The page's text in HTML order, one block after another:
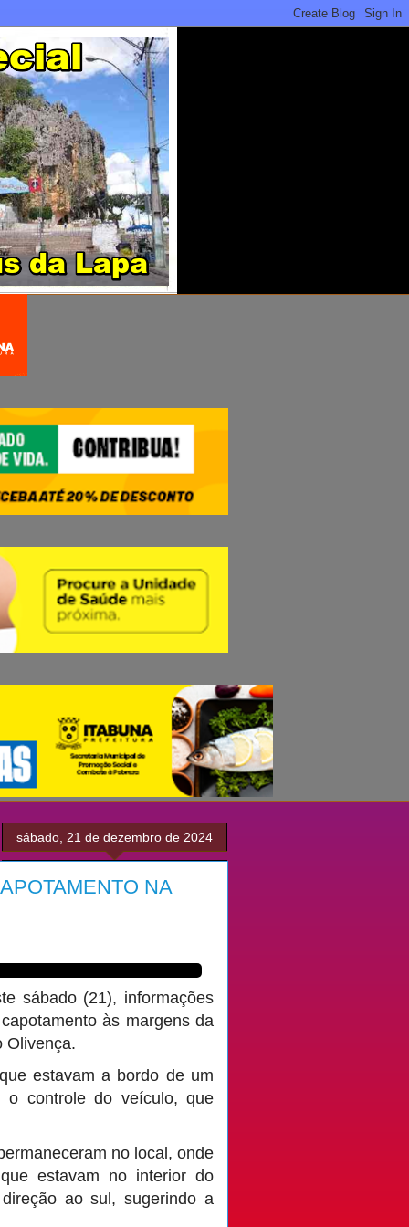
sábado, 21 de dezembro de 2024
NA
sábado (21), informações
às margens da
Olivença.
estavam a bordo de um
o controle do veículo, que
no local, onde
estavam no interior do
ao sul, sugerindo a